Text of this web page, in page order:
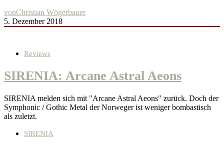
vonChristian Wögerbauer
5. Dezember 2018
Reviews
SIRENIA: Arcane Astral Aeons
SIRENIA melden sich mit "Arcane Astral Aeons" zurück. Doch der
Symphonic / Gothic Metal der Norweger ist weniger bombastisch
als zuletzt.
SIRENIA